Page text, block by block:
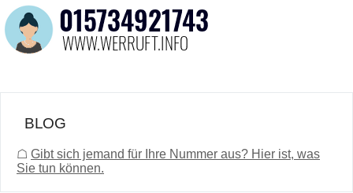
BLOG
☖ Gibt sich jemand für Ihre Nummer aus? Hier ist, was
Sie tun können.